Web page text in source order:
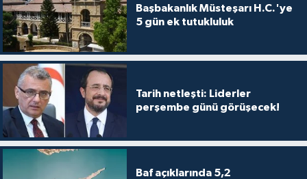
Başbakanlık Müsteşarı H.C.'ye
5 gün ek tutukluluk
Tarih netleşti: Liderler
perşembe günü görüşecek!
Baf açıklarında 5,2